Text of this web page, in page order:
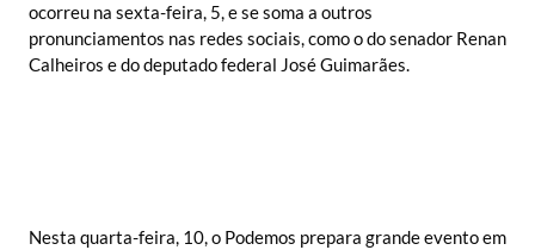
ocorreu na sexta-feira, 5, e se soma a outros
pronunciamentos nas redes sociais, como o do senador Renan
Calheiros e do deputado federal José Guimarães.
Nesta quarta-feira, 10, o Podemos prepara grande evento em